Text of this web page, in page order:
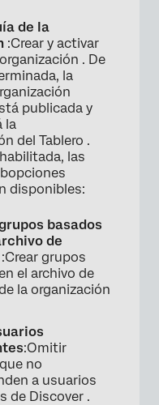
×
×
de la
:Crear y activar
. De
la
publicada y
la
del Tablero .
las
disponibles:
basados
de
:Crear grupos
el archivo de
la organización
:Omitir
no
a usuarios
de Discover .